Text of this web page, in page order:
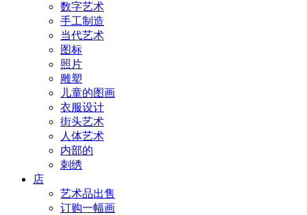
数字艺术
手工制造
当代艺术
图标
照片
雕塑
儿童的图画
衣服设计
街头艺术
人体艺术
内部的
刺绣
店
艺术品出售
订购一幅画